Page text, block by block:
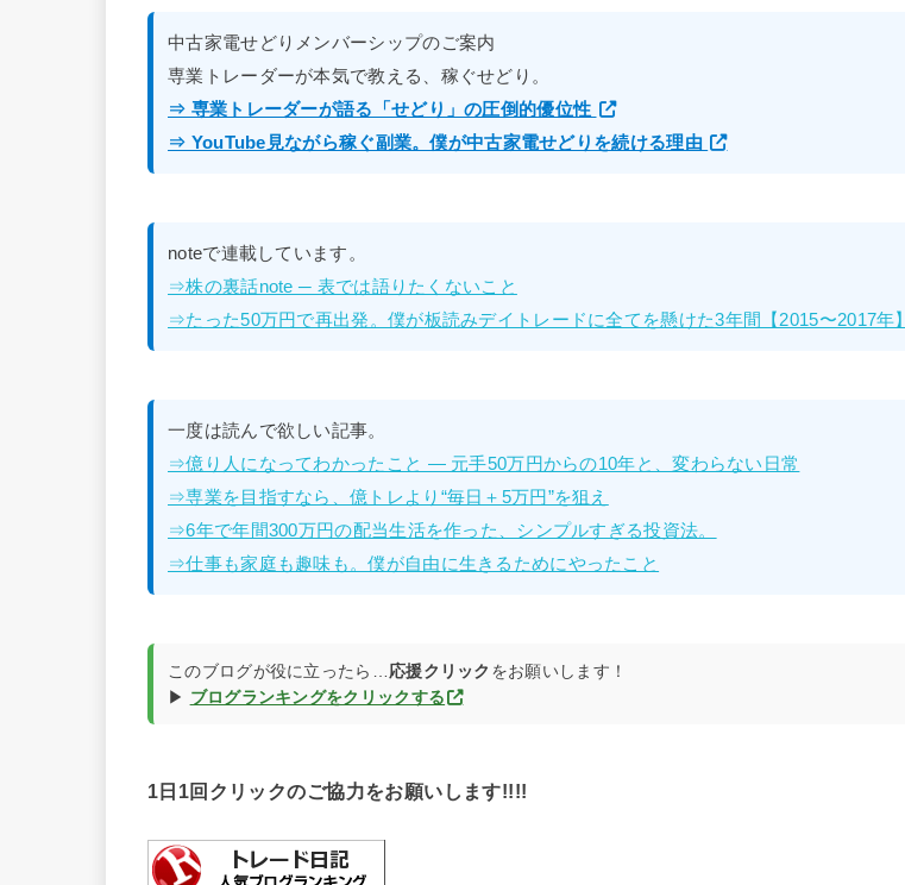
中古家電せどりメンバーシップのご案内
専業トレーダーが本気で教える、稼ぐせどり。
⇒ 専業トレーダーが語る「せどり」の圧倒的優位性
⇒ YouTube見ながら稼ぐ副業。僕が中古家電せどりを続ける理由
noteで連載しています。
⇒株の裏話note ─ 表では語りたくないこと
⇒たった50万円で再出発。僕が板読みデイトレードに全てを懸けた3年間【2015〜2017年】
一度は読んで欲しい記事。
⇒億り人になってわかったこと — 元手50万円からの10年と、変わらない日常
⇒専業を目指すなら、億トレより“毎日＋5万円”を狙え
⇒6年で年間300万円の配当生活を作った、シンプルすぎる投資法。
⇒仕事も家庭も趣味も。僕が自由に生きるためにやったこと
このブログが役に立ったら…応援クリック をお願いします！
▶ ブログランキングをクリックする
1日1回クリックのご協力をお願いします!!!!